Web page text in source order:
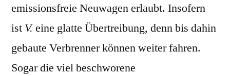
emissionsfreie Neuwagen erlaubt. Insofern
ist V.eine glatte Übertreibung, denn bis dahin
gebaute Verbrenner können weiter fahren.
Sogar die viel beschworene